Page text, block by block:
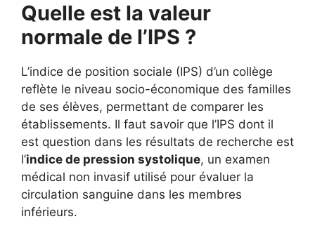
Quelle est la valeur
normale de l’IPS ?
L’indice de position sociale (IPS) d’un collège
reflète le niveau socio-économique des familles
de ses élèves, permettant de comparer les
établissements. Il faut savoir que l’IPS dont il
est question dans les résultats de recherche est
l’indice de pression systolique, un examen
médical non invasif utilisé pour évaluer la
circulation sanguine dans les membres
inférieurs.